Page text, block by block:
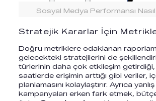
Sosyal Medya Performansı
Stratejik Kararlar İçin
Doğru metriklere odaklanan
gelecekteki stratejilerini de
türlerinin daha çok etkileşim
saatlerde erişimin arttığı gibi veriler,
planlamasını kolaylaştırır. Ayrıca
kampanyaları erken fark etmek, bütçe